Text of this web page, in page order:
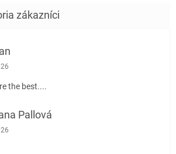
obchodu je 5 z 5 hviezdičiek.
the best....
Pallová
obchodu je 5 z 5 hviezdičiek.